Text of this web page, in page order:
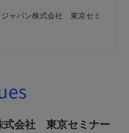
ジャパン株式会社 東京セミ
式会社 東京セミナー